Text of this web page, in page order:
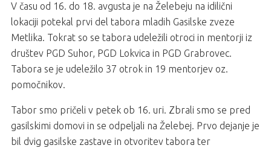
V času od 16. do 18. avgusta je na Želebeju na idilični
lokaciji potekal prvi del tabora mladih Gasilske zveze
Metlika. Tokrat so se tabora udeležili otroci in mentorji iz
društev PGD Suhor, PGD Lokvica in PGD Grabrovec.
Tabora se je udeležilo 37 otrok in 19 mentorjev oz.
pomočnikov.
Tabor smo pričeli v petek ob 16. uri. Zbrali smo se pred
gasilskimi domovi in se odpeljali na Želebej. Prvo dejanje je
bil dvig gasilske zastave in otvoritev tabora ter